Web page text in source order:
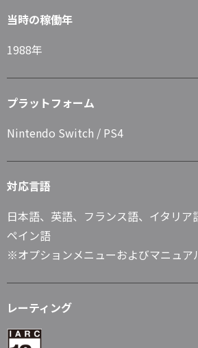
当時の稼働年
1988年
プラットフォーム
Nintendo Switch / PS4
対応言語
日本語、英語、フランス語、イタリア
ペイン語
※オプションメニューおよびマニュア
レーティング